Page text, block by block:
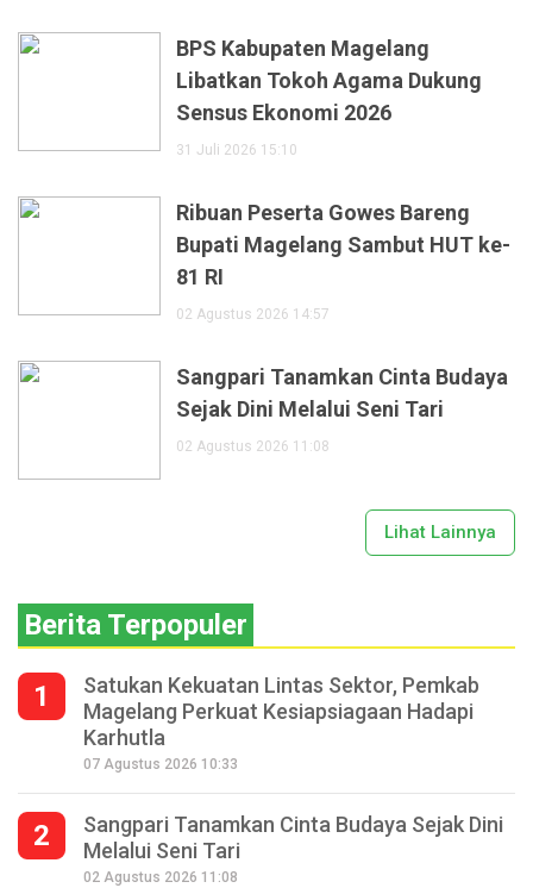
BPS Kabupaten Magelang
Libatkan Tokoh Agama Dukung
Sensus Ekonomi 2026
31 Juli 2026 15:10
Ribuan Peserta Gowes Bareng
Bupati Magelang Sambut HUT ke-
81 RI
02 Agustus 2026 14:57
Sangpari Tanamkan Cinta Budaya
Sejak Dini Melalui Seni Tari
02 Agustus 2026 11:08
Lihat Lainnya
Berita Terpopuler
1
Satukan Kekuatan Lintas Sektor, Pemkab
Magelang Perkuat Kesiapsiagaan Hadapi
Karhutla
07 Agustus 2026 10:33
2
Sangpari Tanamkan Cinta Budaya Sejak Dini
Melalui Seni Tari
02 Agustus 2026 11:08